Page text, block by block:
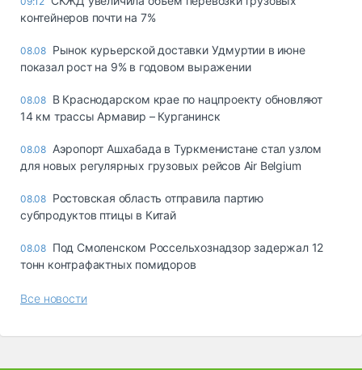
контейнеров почти на 7%
08.08 Рынок курьерской доставки Удмуртии в июне
показал рост на 9% в годовом выражении
08.08 В Краснодарском крае по нацпроекту обновляют
14 км трассы Армавир – Курганинск
08.08 Аэропорт Ашхабада в Туркменистане стал узлом
для новых регулярных грузовых рейсов Air Belgium
08.08 Ростовская область отправила партию
субпродуктов птицы в Китай
08.08 Под Смоленском Россельхознадзор задержал 12
тонн контрафактных помидоров
Все новости